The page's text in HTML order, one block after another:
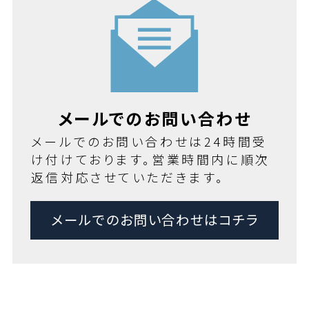
メールでのお問い合わせ
メールでのお問い合わせは24時間受
け付けております。営業時間内に順次
返信対応させていただきます。
メールでのお問い合わせはコチラ